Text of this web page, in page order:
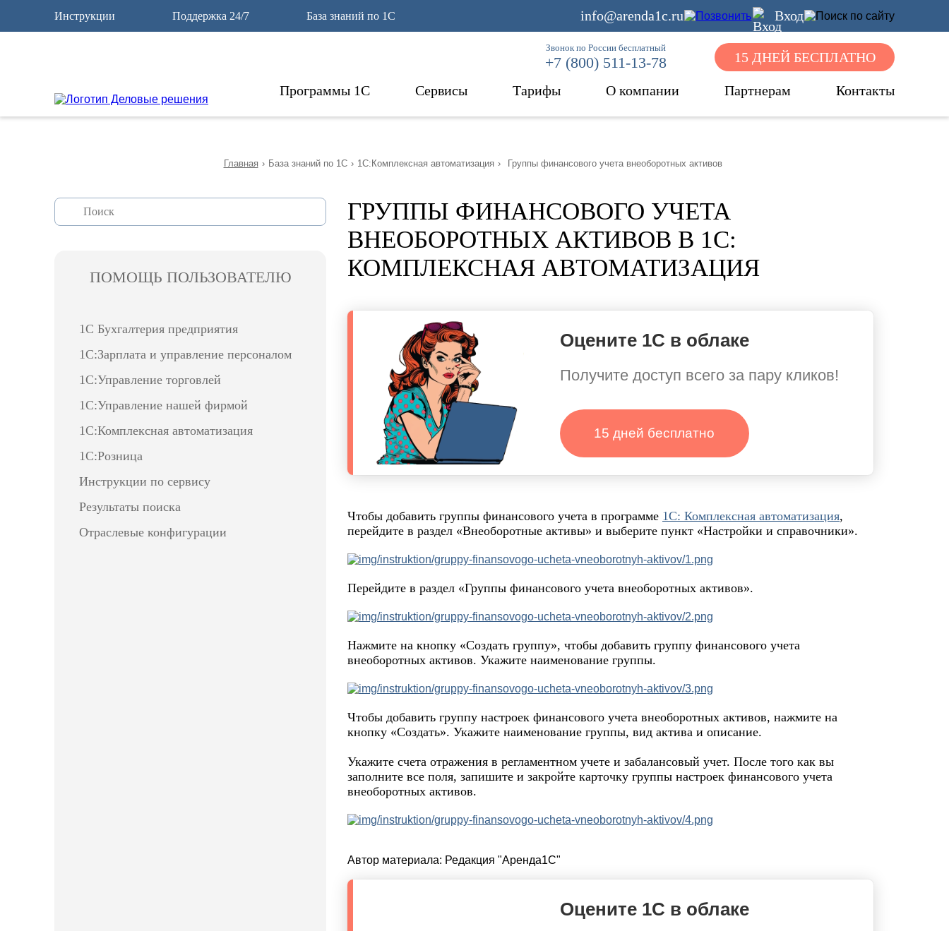
Инструкции Поддержка 24/7 База знаний по 1С info@arenda1c.ru Вход
Звонок по России бесплатный
+7 (800) 511-13-78 15 ДНЕЙ БЕСПЛАТНО
Программы 1С Сервисы Тарифы О компании Партнерам Контакты
Главная › База знаний по 1С › 1С:Комплексная автоматизация › Группы финансового учета внеоборотных активов
ПОМОЩЬ ПОЛЬЗОВАТЕЛЮ
1С Бухгалтерия предприятия
1С:Зарплата и управление персоналом
1С:Управление торговлей
1С:Управление нашей фирмой
1С:Комплексная автоматизация
1С:Розница
Инструкции по сервису
Результаты поиска
Отраслевые конфигурации
ГРУППЫ ФИНАНСОВОГО УЧЕТА
ВНЕОБОРОТНЫХ АКТИВОВ В 1С:
КОМПЛЕКСНАЯ АВТОМАТИЗАЦИЯ
Оцените 1С в облаке
Получите доступ всего за пару кликов!
15 дней бесплатно
Чтобы добавить группы финансового учета в программе 1С: Комплексная автоматизация,
перейдите в раздел «Внеоборотные активы» и выберите пункт «Настройки и справочники».
Перейдите в раздел «Группы финансового учета внеоборотных активов».
Нажмите на кнопку «Создать группу», чтобы добавить группу финансового учета
внеоборотных активов. Укажите наименование группы.
Чтобы добавить группу настроек финансового учета внеоборотных активов, нажмите на
кнопку «Создать». Укажите наименование группы, вид актива и описание.
Укажите счета отражения в регламентном учете и забалансовый учет. После того как вы
заполните все поля, запишите и закройте карточку группы настроек финансового учета
внеоборотных активов.
Автор материала: Редакция "Аренда1С"
Оцените 1С в облаке